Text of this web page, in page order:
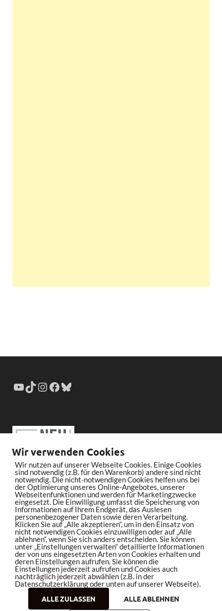
Wir verwenden Cookies
Wir nutzen auf unserer Webseite Cookies. Einige Cookies
sind notwendig (z.B. für den Warenkorb) andere sind nicht
notwendig. Die nicht-notwendigen Cookies helfen uns bei
der Optimierung unseres Online-Angebotes, unserer
Webseitenfunktionen und werden für Marketingzwecke
eingesetzt. Die Einwilligung umfasst die Speicherung von
Informationen auf Ihrem Endgerät, das Auslesen
personenbezogener Daten sowie deren Verarbeitung.
Klicken Sie auf „Alle akzeptieren“, um in den Einsatz von
nicht notwendigen Cookies einzuwilligen oder auf „Alle
ablehnen“, wenn Sie sich anders entscheiden. Sie können
unter „Einstellungen verwalten“ detaillierte Informationen
der von uns eingesetzten Arten von Cookies erhalten und
deren Einstellungen aufrufen. Sie können die
Einstellungen jederzeit aufrufen und Cookies auch
nachträglich jederzeit abwählen (z.B. in der
Datenschutzerklärung oder unten auf unserer Webseite).
ALLE ZULASSEN
ALLE ABLEHNEN